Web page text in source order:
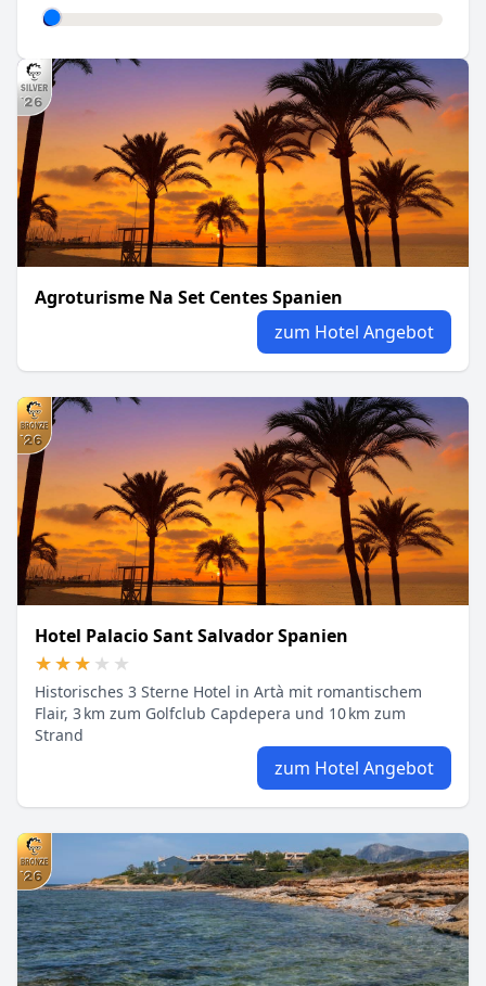
Agroturisme Na Set Centes Spanien
zum Hotel Angebot
Hotel Palacio Sant Salvador Spanien
★★★★★
★★★★★
Historisches 3 Sterne Hotel in Artà mit romantischem
Flair, 3 km zum Golfclub Capdepera und 10 km zum
Strand
zum Hotel Angebot